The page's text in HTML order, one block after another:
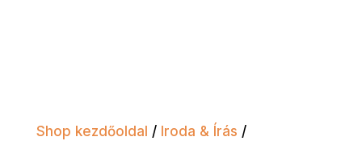
Shop kezdőoldal / Iroda & Írás /